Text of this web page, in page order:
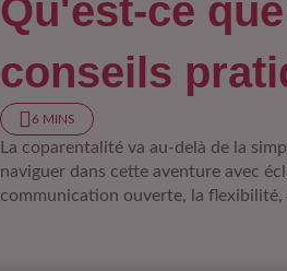
Qu'est-ce
conseils
6 MINS
La coparentalité va au-delà de la
naviguer dans cette aventure avec
communication ouverte, la